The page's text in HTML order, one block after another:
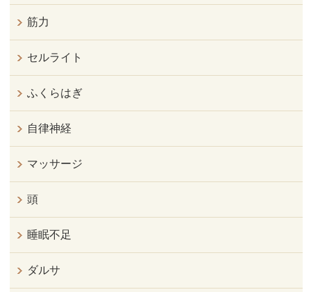
筋力
セルライト
ふくらはぎ
自律神経
マッサージ
頭
睡眠不足
ダルサ